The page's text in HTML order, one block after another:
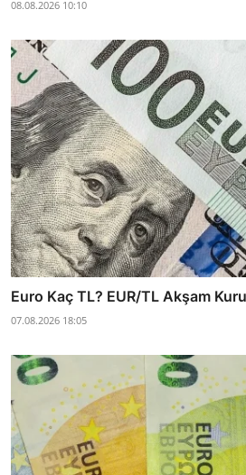
08.08.2026 10:10
Euro Kaç TL? EUR/TL Akşam
07.08.2026 18:05